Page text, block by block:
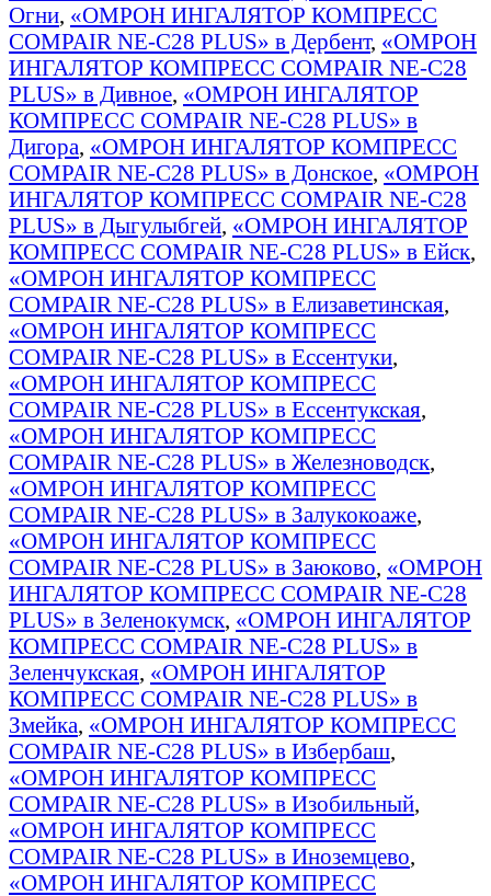
Огни, «ОМРОН ИНГАЛЯТОР КОМПРЕСС
COMPAIR NE-C28 PLUS» в Дербент, «ОМРОН
ИНГАЛЯТОР КОМПРЕСС COMPAIR NE-C28
PLUS» в Дивное, «ОМРОН ИНГАЛЯТОР
КОМПРЕСС COMPAIR NE-C28 PLUS» в
Дигора, «ОМРОН ИНГАЛЯТОР КОМПРЕСС
COMPAIR NE-C28 PLUS» в Донское, «ОМРОН
ИНГАЛЯТОР КОМПРЕСС COMPAIR NE-C28
PLUS» в Дыгулыбгей, «ОМРОН ИНГАЛЯТОР
КОМПРЕСС COMPAIR NE-C28 PLUS» в Ейск,
«ОМРОН ИНГАЛЯТОР КОМПРЕСС
COMPAIR NE-C28 PLUS» в Елизаветинская,
«ОМРОН ИНГАЛЯТОР КОМПРЕСС
COMPAIR NE-C28 PLUS» в Ессентуки,
«ОМРОН ИНГАЛЯТОР КОМПРЕСС
COMPAIR NE-C28 PLUS» в Ессентукская,
«ОМРОН ИНГАЛЯТОР КОМПРЕСС
COMPAIR NE-C28 PLUS» в Железноводск,
«ОМРОН ИНГАЛЯТОР КОМПРЕСС
COMPAIR NE-C28 PLUS» в Залукокоаже,
«ОМРОН ИНГАЛЯТОР КОМПРЕСС
COMPAIR NE-C28 PLUS» в Заюково, «ОМРОН
ИНГАЛЯТОР КОМПРЕСС COMPAIR NE-C28
PLUS» в Зеленокумск, «ОМРОН ИНГАЛЯТОР
КОМПРЕСС COMPAIR NE-C28 PLUS» в
Зеленчукская, «ОМРОН ИНГАЛЯТОР
КОМПРЕСС COMPAIR NE-C28 PLUS» в
Змейка, «ОМРОН ИНГАЛЯТОР КОМПРЕСС
COMPAIR NE-C28 PLUS» в Избербаш,
«ОМРОН ИНГАЛЯТОР КОМПРЕСС
COMPAIR NE-C28 PLUS» в Изобильный,
«ОМРОН ИНГАЛЯТОР КОМПРЕСС
COMPAIR NE-C28 PLUS» в Иноземцево,
«ОМРОН ИНГАЛЯТОР КОМПРЕСС